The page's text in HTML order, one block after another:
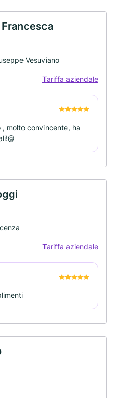
Vesuviano
Tariffa aziendale
molto convincente, ha
Tariffa aziendale